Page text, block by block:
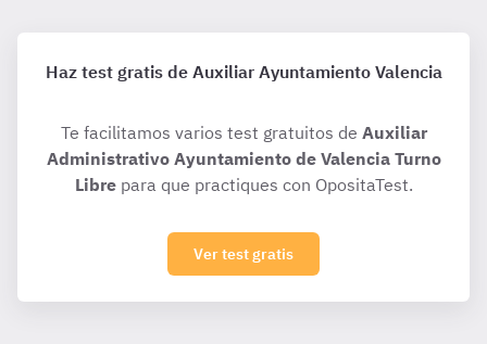
Haz test gratis de Auxiliar Ayuntamiento Valencia
Te facilitamos varios test gratuitos de Auxiliar
Administrativo Ayuntamiento de Valencia Turno
Librepara que practiques con OpositaTest.
Ver test gratis